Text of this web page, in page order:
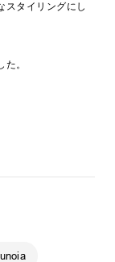
スタイリングにし
。